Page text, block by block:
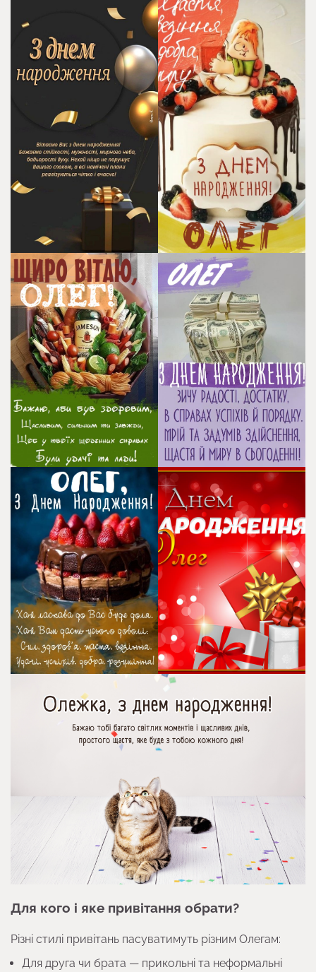
Для кого і яке привітання обрати?
Різні стилі привітань пасуватимуть різним Олегам:
Для друга чи брата — прикольні та неформальні